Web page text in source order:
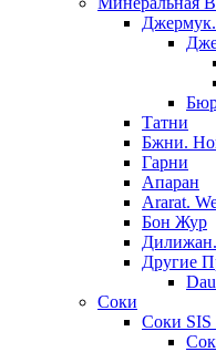
Татни
Бжни.
Гарни
Апаран
Ararat.
Бон Жур
Другие
Соки
Соки SIS